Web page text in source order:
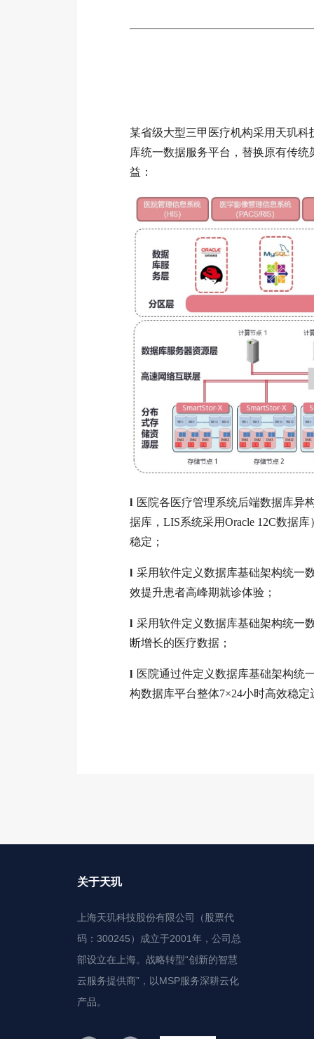
某省级大型三甲医疗机构采用天玑
库统一数据服务平台，替换原有传
益：
l 医院各医疗管理系统后端数据库异
据库，LIS系统采用Oracle 12C数据
稳定；
l 采用软件定义数据库基础架构统一
效提升患者高峰期就诊体验；
l 采用软件定义数据库基础架构统一
断增长的医疗数据；
l 医院通过件定义数据库基础架构统
构数据库平台整体7×24小时高效稳定
关于天玑
上海天玑科技股份有限公司（股票代
码：300245）成立于2001年，公司总
部设立在上海。战略转型“创新的智慧
云服务提供商”，以MSP服务深耕云化
产品。